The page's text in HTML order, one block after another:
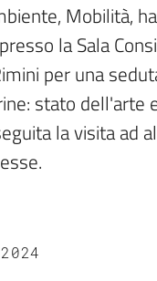
Mobilità,
la Sala
per una
stato dell'arte
la visita ad